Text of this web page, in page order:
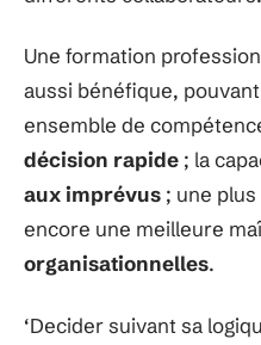
Une formation
aussi bénéfique,
ensemble de
décision rapide ; la
aux imprévus ; une
encore une meilleure
organisationnelles.
‘Decider suivant sa